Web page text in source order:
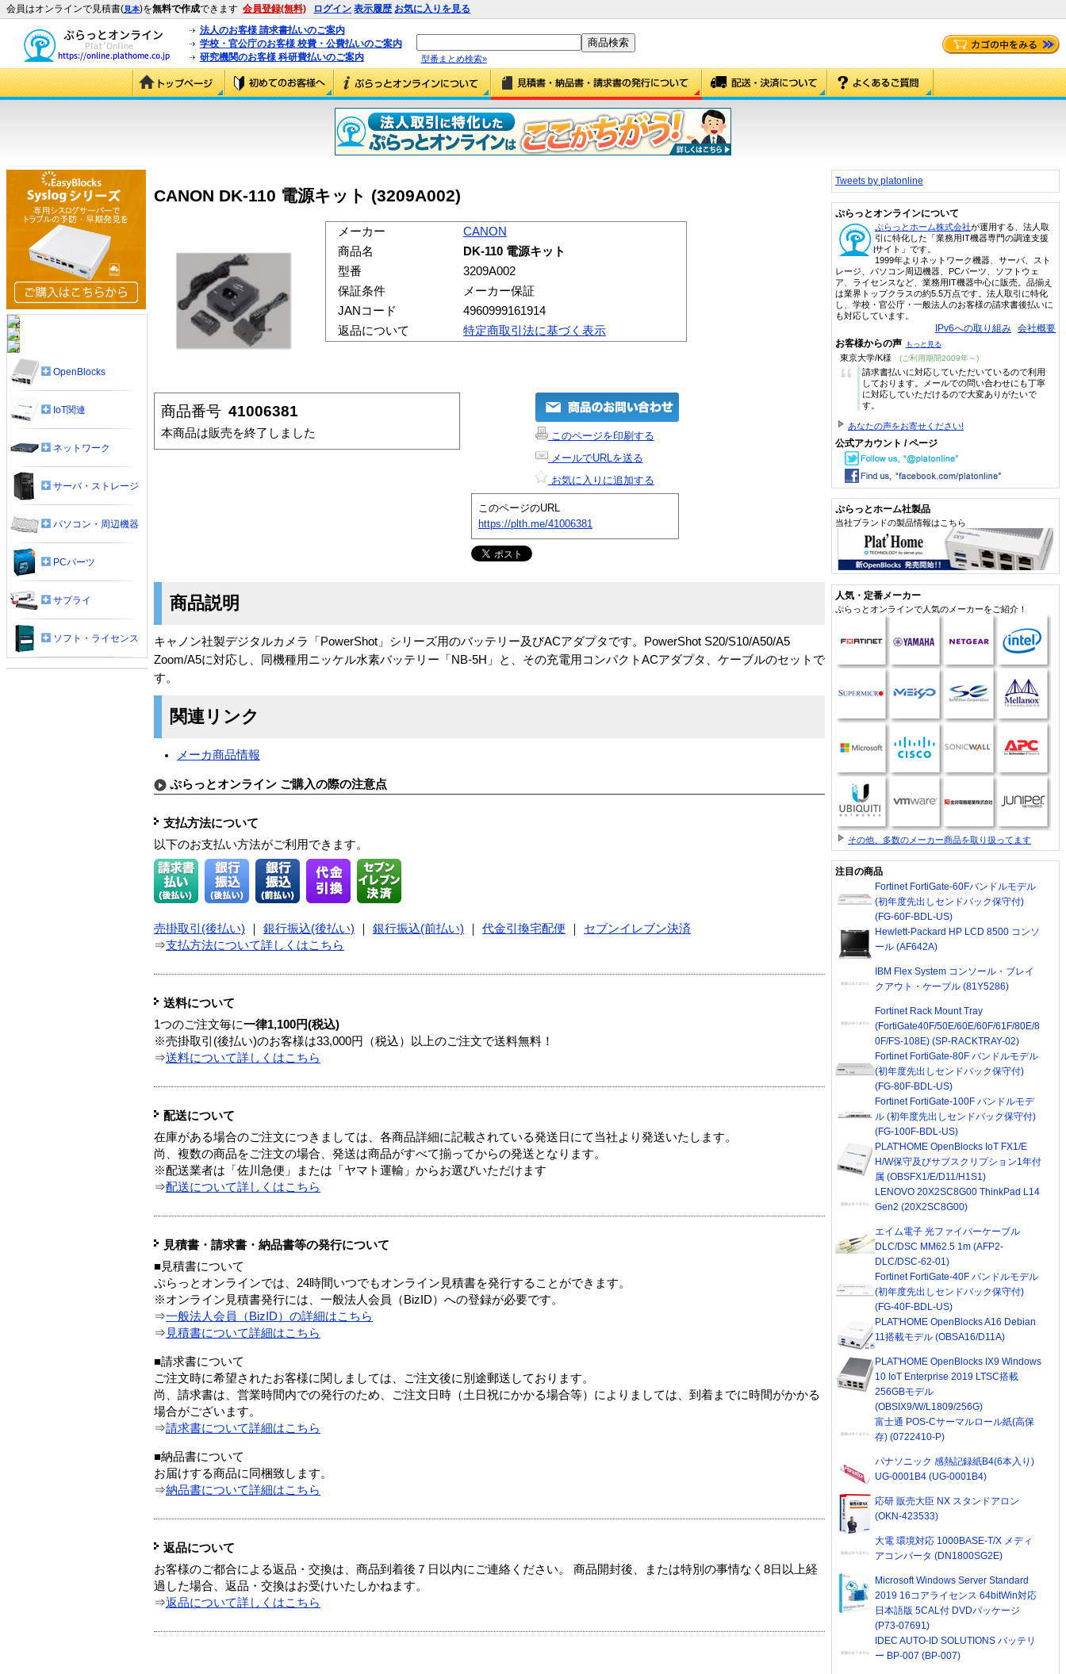
会員はオンラインで見積書(見本)を無料で作成できます 会員登録(無料) ログイン 表示履歴 お気に入りを見る
法人のお客様 請求書払いのご案内
学校・官公庁のお客様 校費・公費払いのご案内
研究機関のお客様 科研費払いのご案内
型番まとめ検索»
CANON DK-110 電源キット (3209A002)
メーカー
CANON
商品名
DK-110 電源キット
型番
3209A002
保証条件
メーカー保証
JANコード
4960999161914
返品について
特定商取引法に基づく表示
商品番号 41006381
本商品は販売を終了しました
このページを印刷する
メールでURLを送る
お気に入りに追加する
このページのURL
https://plth.me/41006381
商品説明
キャノン社製デジタルカメラ「PowerShot」シリーズ用のバッテリー及びACアダプタです。PowerShot S20/S10/A50/A5
Zoom/A5に対応し、同機種用ニッケル水素バッテリー「NB-5H」と、その充電用コンパクトACアダプタ、ケーブルのセットで
す。
関連リンク
メーカ商品情報
ぷらっとオンライン ご購入の際の注意点
支払方法について
以下のお支払い方法がご利用できます。
売掛取引(後払い) 銀行振込(後払い) 銀行振込(前払い) 代金引換宅配便
セブンイレブン決済
⇒支払方法について詳しくはこちら
送料について
1つのご注文毎に一律1,100円(税込)
※売掛取引(後払い)のお客様は33,000円（税込）以上のご注文で送料無料！
⇒送料について詳しくはこちら
配送について
在庫がある場合のご注文につきましては、各商品詳細に記載されている発送日にて当社より発送いたします。
尚、複数の商品をご注文の場合、発送は商品がすべて揃ってからの発送となります。
※配送業者は「佐川急便」または「ヤマト運輸」からお選びいただけます
⇒配送について詳しくはこちら
見積書・請求書・納品書等の発行について
■見積書について
ぷらっとオンラインでは、24時間いつでもオンライン見積書を発行することができます。
※オンライン見積書発行には、一般法人会員（BizID）への登録が必要です。
⇒一般法人会員（BizID）の詳細はこちら
⇒ 見積書について詳細はこちら
■請求書について
ご注文時に希望されたお客様に関しましては、ご注文後に別途郵送しております。
尚、請求書は、営業時間内での発行のため、ご注文日時（土日祝にかかる場合等）によりましては、到着までに時間がかかる
場合がございます。
⇒請求書について詳細はこちら
■納品書について
お届けする商品に同梱致します。
⇒納品書について詳細はこちら
返品について
お客様のご都合による返品・交換は、商品到着後７日以内にご連絡ください。 商品開封後、または特別の事情なく8日以上経
過した場合、返品・交換はお受けいたしかねます。
⇒返品について詳しくはこちら
OpenBlocks
IoT関連
ネットワーク
サーバ・ストレージ
パソコン・周辺機器
PCパーツ
サプライ
ソフト・ライセンス
Tweets by platonline
ぷらっとオンラインについて
ぷらっとホーム株式会社が運用する、法人取
引に特化した「業務用IT機器専門の調達支援
サイト」です。
1999年よりネットワーク機器、サーバ、スト
レージ、パソコン周辺機器、PCパーツ、ソフトウェ
ア、ライセンスなど、業務用IT機器中心に販売。品揃え
は業界トップクラスの約5.5万点です。法人取引に特化
し、学校・官公庁・一般法人のお客様の請求書後払いに
も対応しています。
IPv6への取り組み 会社概要
お客様からの声 もっと見る
東京大学/K様 (ご利用期間2009年～)
“
請求書払いに対応していただいているので利用
しております。メールでの問い合わせにも丁寧
に対応していただけるので大変ありがたいで
す。
あなたの声をお寄せください!
公式アカウント / ページ
ぷらっとホーム社製品
当社ブランドの製品情報はこちら
人気・定番メーカー
ぷらっとオンラインで人気のメーカーをご紹介！
その他、多数のメーカー商品を取り扱ってます
注目の商品
Fortinet FortiGate-60Fバンドルモデル
(初年度先出しセンドバック保守付)
(FG-60F-BDL-US)
Hewlett-Packard HP LCD 8500 コンソ
ール (AF642A)
IBM Flex System コンソール・ブレイ
クアウト・ケーブル (81Y5286)
Fortinet Rack Mount Tray
(FortiGate40F/50E/60E/60F/61F/80E/8
0F/FS-108E) (SP-RACKTRAY-02)
Fortinet FortiGate-80F バンドルモデル
(初年度先出しセンドバック保守付)
(FG-80F-BDL-US)
Fortinet FortiGate-100F バンドルモデ
ル (初年度先出しセンドバック保守付)
(FG-100F-BDL-US)
PLAT'HOME OpenBlocks IoT FX1/E
H/W保守及びサブスクリプション1年付
属 (OBSFX1/E/D11/H1S1)
LENOVO 20X2SC8G00 ThinkPad L14
Gen2 (20X2SC8G00)
エイム電子 光ファイバーケーブル
DLC/DSC MM62.5 1m (AFP2-
DLC/DSC-62-01)
Fortinet FortiGate-40F バンドルモデル
(初年度先出しセンドバック保守付)
(FG-40F-BDL-US)
PLAT'HOME OpenBlocks A16 Debian
11搭載モデル (OBSA16/D11A)
PLAT'HOME OpenBlocks IX9 Windows
10 IoT Enterprise 2019 LTSC搭載
256GBモデル
(OBSIX9/W/L1809/256G)
富士通 POS-Cサーマルロール紙(高保
存) (0722410-P)
パナソニック 感熱記録紙B4(6本入り)
UG-0001B4 (UG-0001B4)
応研 販売大臣 NX スタンドアロン
(OKN-423533)
大電 環境対応 1000BASE-T/X メディ
アコンバータ (DN1800SG2E)
Microsoft Windows Server Standard
2019 16コアライセンス 64bitWin対応
日本語版 5CAL付 DVDパッケージ
(P73-07691)
IDEC AUTO-ID SOLUTIONS バッテリ
ー BP-007 (BP-007)